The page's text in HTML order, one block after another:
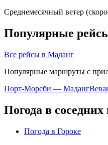
Среднемесячный ветер
Популярные
Все рейсы в Маданг
Популярные маршруты с
Порт-Морсби — Маданг
Погода в соседних
Погода в Гороке